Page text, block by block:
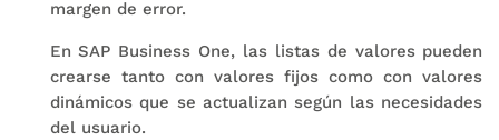
margen de error.
En SAP Business One, las listas de valores pueden
crearse tanto con valores fijos como con valores
dinámicos que se actualizan según las necesidades
del usuario.